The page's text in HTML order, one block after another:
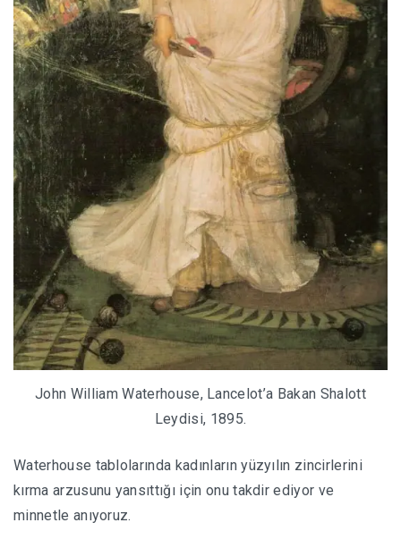
John William Waterhouse, Lancelot’a Bakan Shalott
Leydisi, 1895.
Waterhouse tablolarında kadınların yüzyılın zincirlerini
kırma arzusunu yansıttığı için onu takdir ediyor ve
minnetle anıyoruz.